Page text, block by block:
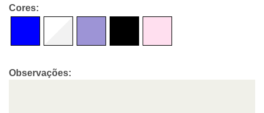
Cores:
Observações: